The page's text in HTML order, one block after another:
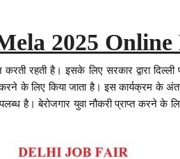
2025 Online
रहती है। इसके लिए सरकार द्वारा दिल्ली
के लिए किया जाता है। इस कार्यक्रम के
है। बेरोजगार युवा नौकरी प्राप्त करने